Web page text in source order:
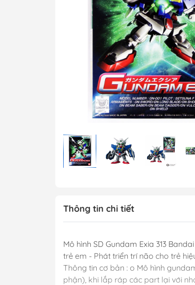
MG 1/100
Grade)
MGEX
Grade
PG
Grade)
Mega
Gundam
Gundam
Gundam
Thông tin chi tiết
Mô hình SD Gundam Exia 313
trẻ em - Phát triển trí não cho trẻ
Thông tin cơ bản : o Mô hình
phận), khi lắp ráp các part lại với